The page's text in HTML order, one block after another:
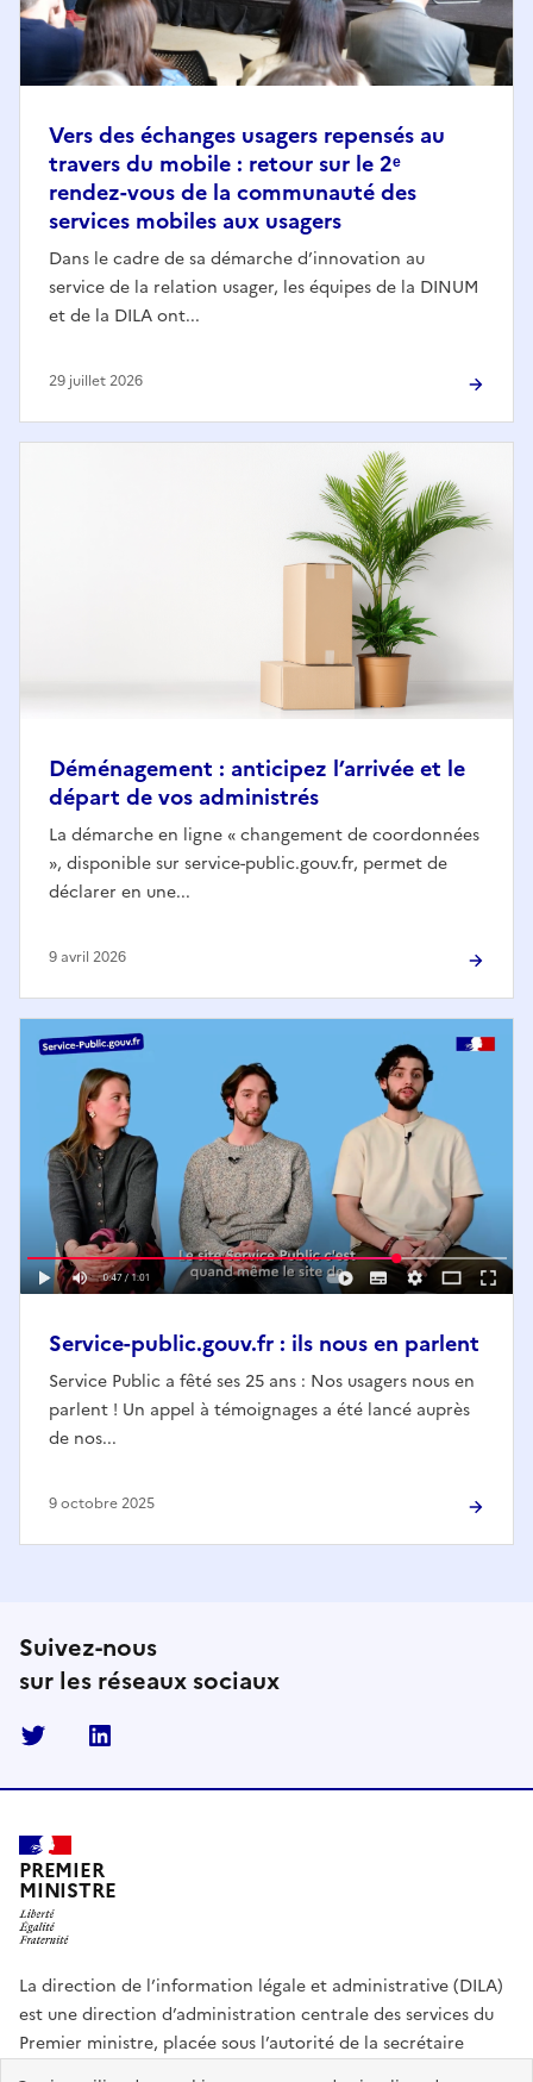
Vers des échanges usagers repensés au
travers du mobile : retour sur le 2ᵉ
rendez-vous de la communauté des
services mobiles aux usagers
Dans le cadre de sa démarche d’innovation au
service de la relation usager, les équipes de la DINUM
et de la DILA ont...
29 juillet 2026
Déménagement : anticipez l’arrivée et le
départ de vos administrés
La démarche en ligne « changement de coordonnées
», disponible sur service-public.gouv.fr, permet de
déclarer en une...
9 avril 2026
Service-public.gouv.fr : ils nous en parlent
Service Public a fêté ses 25 ans : Nos usagers nous en
parlent ! Un appel à témoignages a été lancé auprès
de nos...
9 octobre 2025
Suivez-nous
sur les réseaux sociaux
Twitter
PREMIER
MINISTRE
La direction de l’information légale et administrative (DILA)
est une direction d’administration centrale des services du
Premier ministre, placée sous l’autorité de la secrétaire